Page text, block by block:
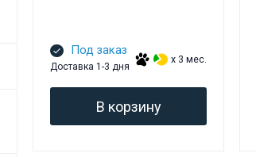
Под заказ
Доставка 1-3 дня
x 3 мес.
В корзину